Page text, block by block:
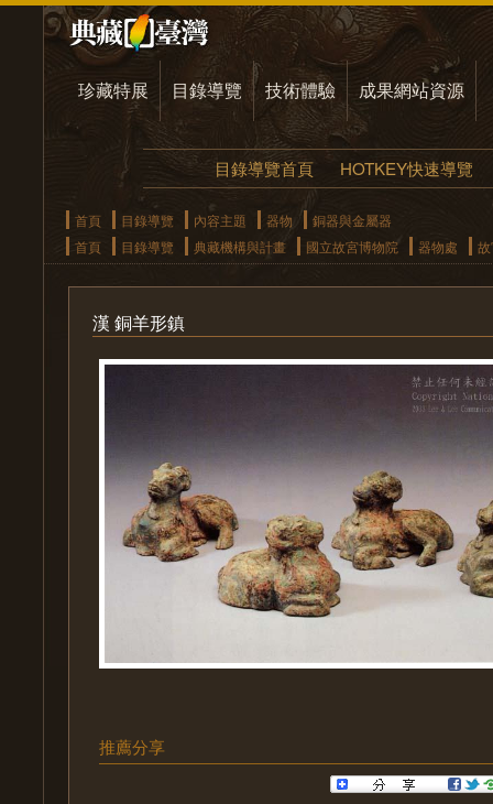
珍藏特展 目錄導覽 技術體驗 成果網站資源
目錄導覽首頁 HOTKEY快速導覽
首頁 目錄導覽 內容主題 器物
銅器與金屬器
首頁
目錄導覽 典藏機構與計畫 國立故宮博物院 器物處
漢 銅羊形鎮
推薦分享